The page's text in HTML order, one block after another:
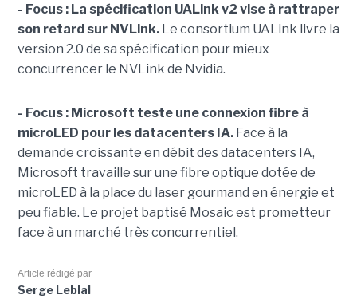
- Focus : La spécification UALink v2 vise à rattraper
son retard sur NVLink. Le consortium UALink livre la
version 2.0 de sa spécification pour mieux
concurrencer le NVLink de Nvidia.
- Focus : Microsoft teste une connexion fibre à
microLED pour les datacenters IA.Face à la
demande croissante en débit des datacenters IA,
Microsoft travaille sur une fibre optique dotée de
microLED à la place du laser gourmand en énergie et
peu fiable. Le projet baptisé Mosaic est prometteur
face à un marché très concurrentiel.
Article rédigé par
Serge Leblal